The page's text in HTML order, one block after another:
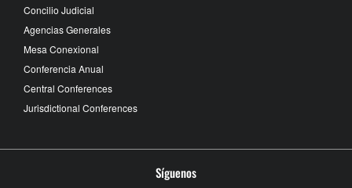
Concilio Judicial
Agencias Generales
Mesa Conexional
Conferencia Anual
Central Conferences
Jurisdictional Conferences
Síguenos